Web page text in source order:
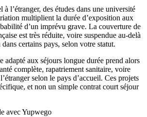
à l’étranger, des études dans une université
multiplient la durée d’exposition aux
d’un imprévu grave. La couverture de
est très réduite, voire suspendue au-delà
certains pays, selon votre statut.
adapté aux séjours longue durée prend alors
complète, rapatriement sanitaire, voire
selon le pays d’accueil. Ces projets
et non un simple contrat court séjour
avec Yupwego